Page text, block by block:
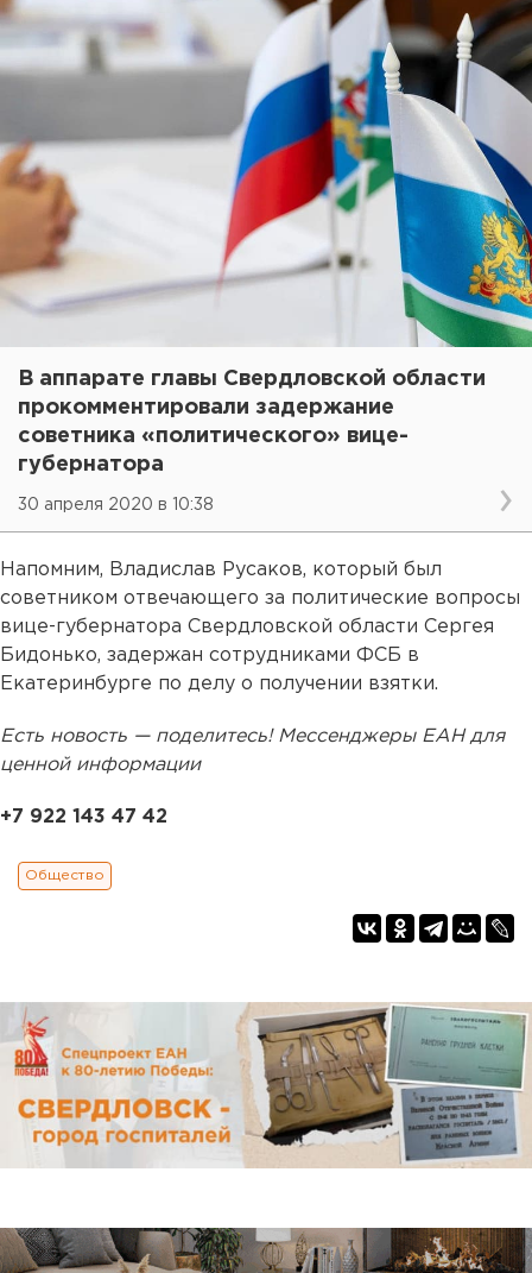
В аппарате главы Свердловской области
прокомментировали задержание
советника «политического» вице-
губернатора
30 апреля 2020 в 10:38
Напомним, Владислав Русаков, который был
советником отвечающего за политические вопросы
вице-губернатора Свердловской области Сергея
Бидонько, задержан сотрудниками ФСБ в
Екатеринбурге по делу о получении взятки.
Есть новость — поделитесь! Мессенджеры ЕАН для
ценной информации
+7 922 143 47 42
Общество